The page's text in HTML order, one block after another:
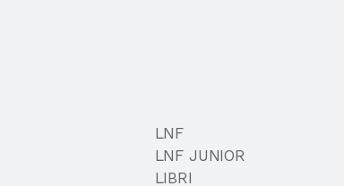
LNF
LNF JUNIOR
LIBRI